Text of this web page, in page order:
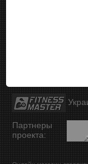
Партнеры
проекта: